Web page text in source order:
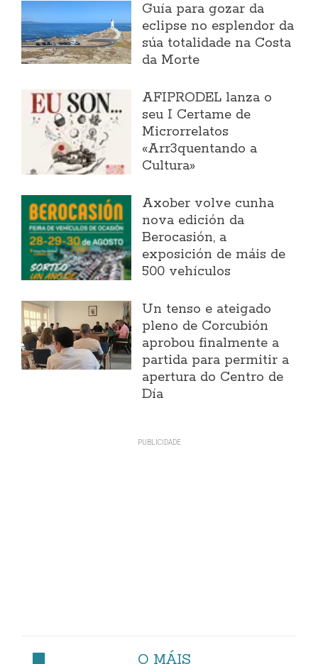
Guía para gozar da
eclipse no esplendor da
súa totalidade na Costa
da Morte
AFIPRODEL lanza o
seu I Certame de
Microrrelatos
«Arr3quentando a
Cultura»
Axober volve cunha
nova edición da
Berocasión, a
exposición de máis de
500 vehículos
Un tenso e ateigado
pleno de Corcubión
aprobou finalmente a
partida para permitir a
apertura do Centro de
Día
O MÁIS